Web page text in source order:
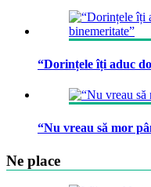
“Dorințele îți aduc
“Nu vreau să mor
Ne place